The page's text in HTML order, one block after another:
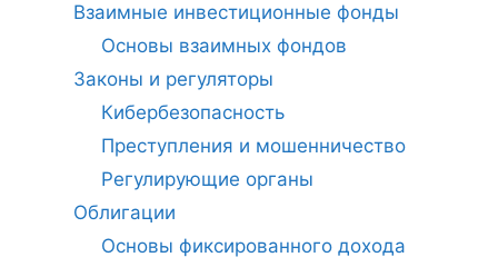
Взаимные инвестиционные фонды
Основы взаимных фондов
Законы и регуляторы
Кибербезопасность
Преступления и мошенничество
Регулирующие органы
Облигации
Основы фиксированного дохода